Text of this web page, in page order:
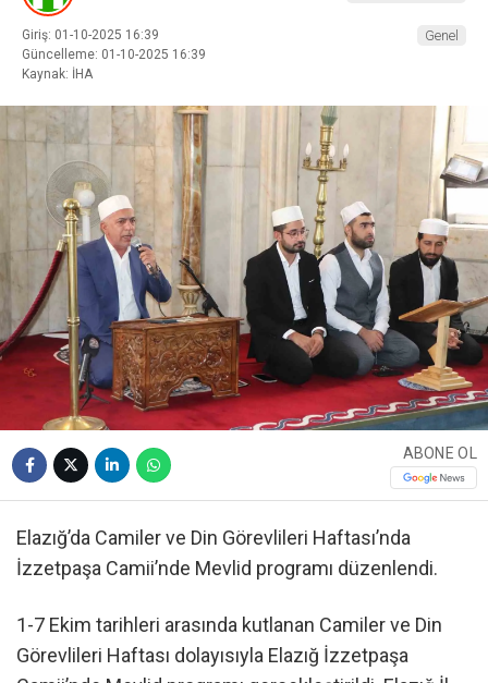
Giriş: 01-10-2025 16:39
Güncelleme: 01-10-2025 16:39
Kaynak: İHA
Genel
ABONE OL
Elazığ’da Camiler ve Din Görevlileri Haftası’nda
İzzetpaşa Camii’nde Mevlid programı düzenlendi.
1-7 Ekim tarihleri arasında kutlanan Camiler ve Din
Görevlileri Haftası dolayısıyla Elazığ İzzetpaşa